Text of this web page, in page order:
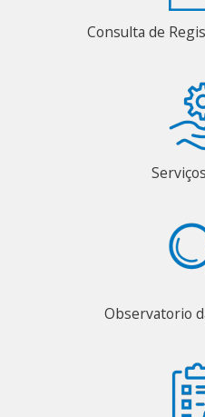
Consulta de
Observatorio